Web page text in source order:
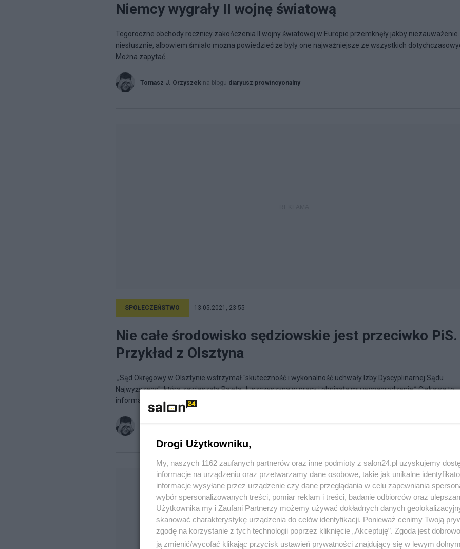
Niemcy wygrały II wojnę światową
Tegoroczne obchody rocznicy zakończenia II wojny światowej w Europie przemknęły jakby
niesłusznie, albowiem śmiało można powiedzieć że były one najważniejsze ze wszystkich
Można zapytać...
Tomasz J. Orzyszek na blogu diaryusz prowincyonalny
SPOŁECZEŃSTWO 13.05.2021, 23:55
Nie całe środowisko sędziowskie jest przeciwko PiS.
Przykład z Olsztyna
„Sąd Okręgowy w Olsztynie wstrzymał "skuteczność i wykonalność uchwały Izby Dyscyplinarnej Sądu
Najwyższego", która zawieszała Pawła Juszczyszyna w pracy i obniżała mu wynagrodzenie.” Ciekawa to
informacja pozwalająca...
Drogi Użytkowniku,
My, naszych 1162 zaufanych partnerów oraz inne podmioty z salon24.pl uzyskujemy
informacje na urządzeniu oraz przetwarzamy dane osobowe, takie jak unikalne
informacje wysyłane przez urządzenie czy dane przeglądania w celu zapewniania
wybór spersonalizowanych treści, pomiar reklam i treści, badanie odbiorców oraz
Użytkownika my i Zaufani Partnerzy możemy używać dokładnych danych
skanować charakterystykę urządzenia do celów identyfikacji. Ponieważ cenimy Twoją
zgodę na korzystanie z tych technologii poprzez kliknięcie „Akceptuję”. Zgoda jest
ją zmienić/wycofać klikając przycisk ustawień prywatności znajdujący się w lewym